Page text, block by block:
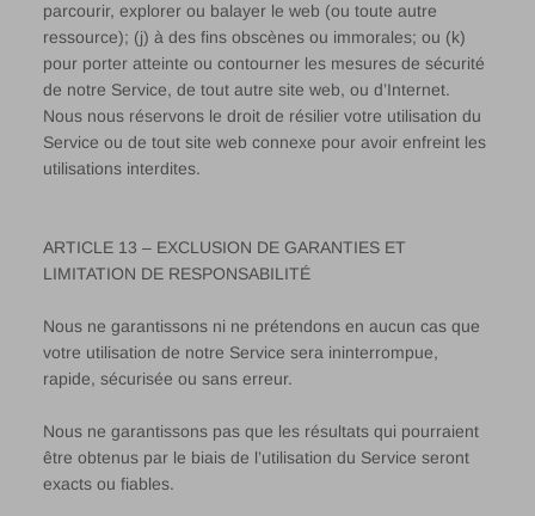
parcourir, explorer ou balayer le web (ou toute autre
ressource); (j) à des fins obscènes ou immorales; ou (k)
pour porter atteinte ou contourner les mesures de sécurité
de notre Service, de tout autre site web, ou d’Internet.
Nous nous réservons le droit de résilier votre utilisation du
Service ou de tout site web connexe pour avoir enfreint les
utilisations interdites.
ARTICLE 13 – EXCLUSION DE GARANTIES ET
LIMITATION DE RESPONSABILITÉ
Nous ne garantissons ni ne prétendons en aucun cas que
votre utilisation de notre Service sera ininterrompue,
rapide, sécurisée ou sans erreur.
Nous ne garantissons pas que les résultats qui pourraient
être obtenus par le biais de l’utilisation du Service seront
exacts ou fiables.